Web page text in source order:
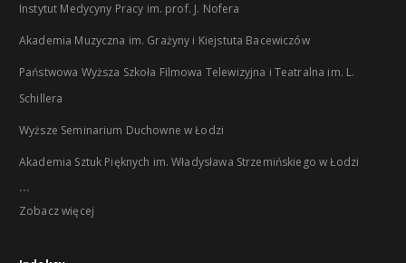
Instytut Medycyny Pracy im. prof. J. Nofera
Akademia Muzyczna im. Grażyny i Kiejstuta Bacewiczów
Państwowa Wyższa Szkoła Filmowa Telewizyjna i Teatralna im. L.
Schillera
Wyższe Seminarium Duchowne w Łodzi
Akademia Sztuk Pięknych im. Władysława Strzemińskiego w Łodzi
...
Zobacz więcej